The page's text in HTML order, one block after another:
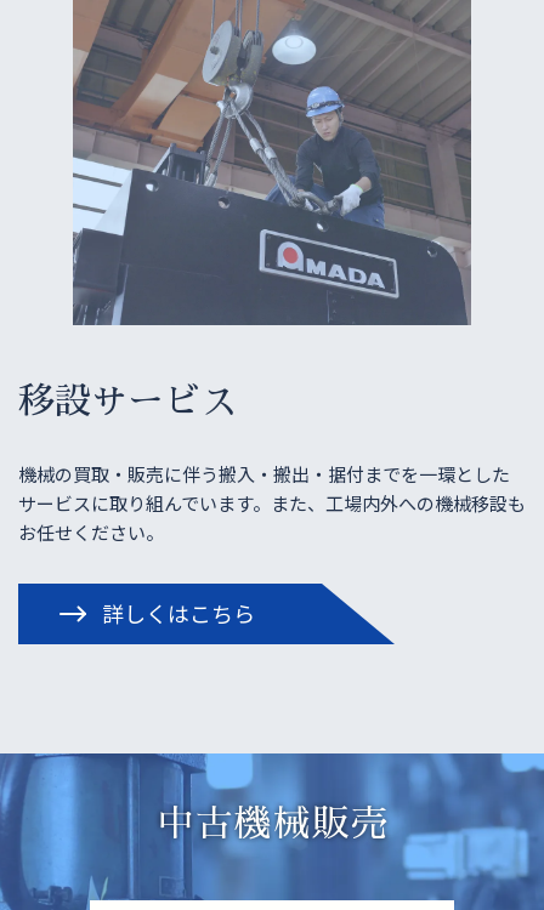
移設サービス
機械の買取・販売に伴う搬入・搬出・据付までを一環とした
サービスに取り組んでいます。また、工場内外への機械移設も
お任せください。
詳しくはこちら
中古機械販売